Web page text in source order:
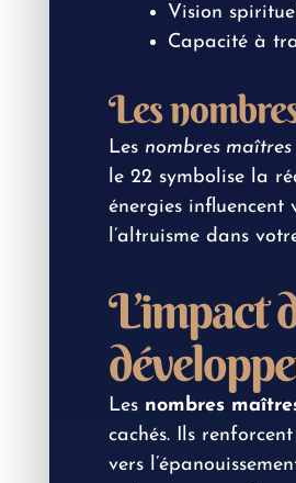
Vision
Capacité à
Les
Les nombres maîtres
le 22 symbolise la
énergies
l’altruisme dans
L’impact
Les nombres
cachés. Ils
vers